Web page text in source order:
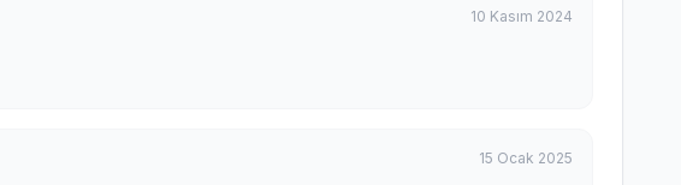
10 Kasım 2024
15 Ocak 2025